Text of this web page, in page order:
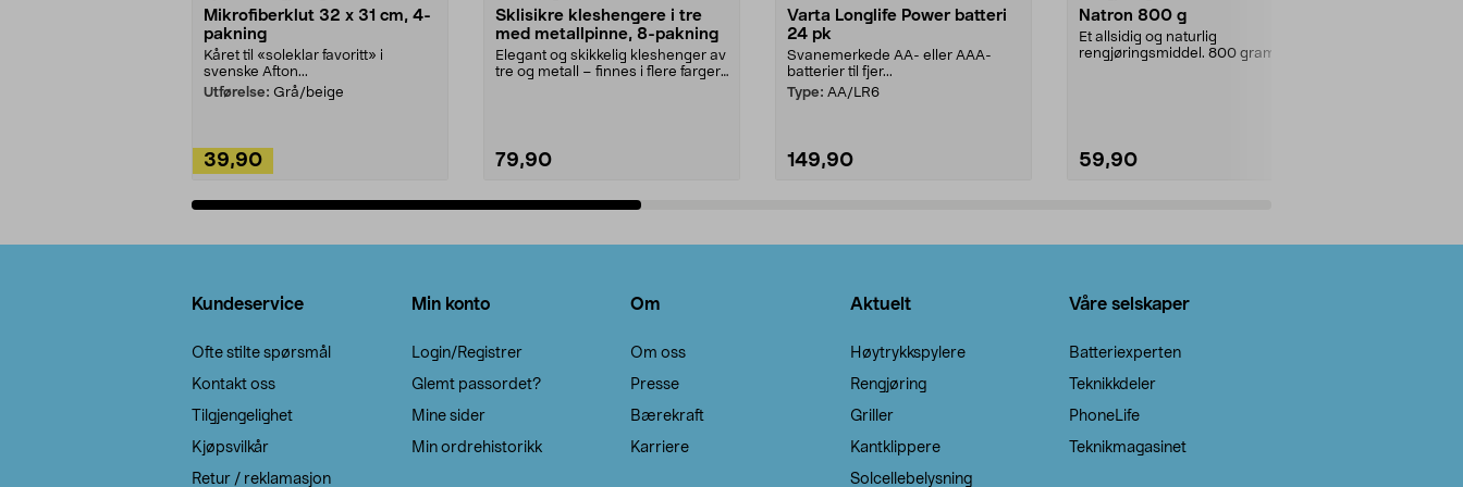
Mikrofiberklut 32 x 31 cm, 4-
pakning
Kåret til «soleklar favoritt» i
svenske Afton...
Utførelse: Grå/beige
39,90
Sklisikre kleshengere i tre
med metallpinne, 8-pakning
Elegant og skikkelig kleshenger av
tre og metall – finnes i flere farger.
79,90
Varta Longlife Power batteri
24 pk
Svanemerkede AA- eller AAA-
batterier til fjer...
Type: AA/LR6
149,90
Natron 800 g
Et allsidig og naturlig
rengjøringsmiddel. 800 gram
59,90
Kundeservice
Ofte stilte spørsmål
Kontakt oss
Tilgjengelighet
Kjøpsvilkår
Retur / reklamasjon
Min konto
Login/Registrer
Glemt passordet?
Mine sider
Min ordrehistorikk
Om
Om oss
Presse
Bærekraft
Karriere
Aktuelt
Høytrykkspylere
Rengjøring
Griller
Kantklippere
Solcellebelysning
Våre selskaper
Batteriexperten
Teknikkdeler
PhoneLife
Teknikmagasinet